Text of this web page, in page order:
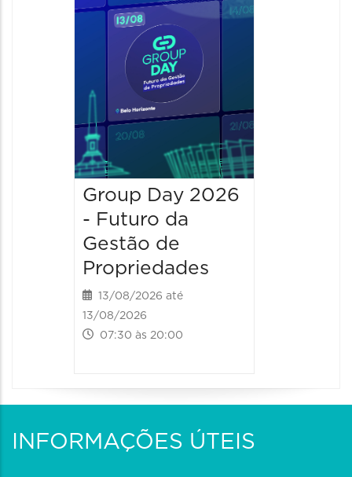
Group Day 2026
- Futuro da
Gestão de
Propriedades
13/08/2026 até
13/08/2026
07:30 às 20:00
INFORMAÇÕES ÚTEIS